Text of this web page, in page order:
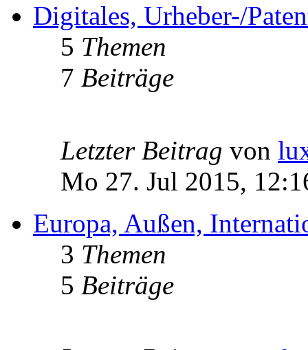
Digitales, Urheber-/
5 Themen
7 Beiträge
Letzter Beitrag von
Mo 27. Jul 2015,
Europa, Außen,
3 Themen
5 Beiträge